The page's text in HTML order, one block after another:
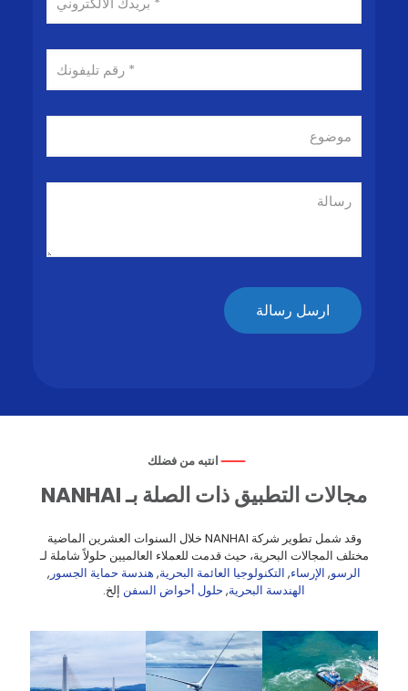
انتبه من فضلك
مجالات التطبيق ذات الصلة بـ NANHAI
وقد شمل تطوير شركة NANHAI خلال السنوات العشرين الماضية
مختلف المجالات البحرية، حيث قدمت للعملاء العالميين حلولاً شاملة لـ
الرسو, الإرساء, التكنولوجيا العائمة البحرية, هندسة حماية الجسور ,
الهندسة البحرية, حلول أحواض السفن إلخ.